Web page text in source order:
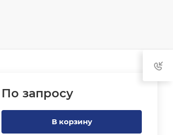
По запросу
В корзину